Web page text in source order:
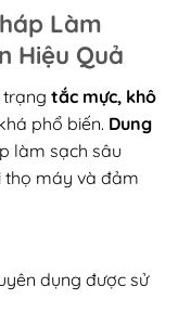
Làm
Hiệu Quả
trạng tắc mực, khô
phổ biến. Dung
làm sạch sâu
thọ máy và đảm
dụng được sử